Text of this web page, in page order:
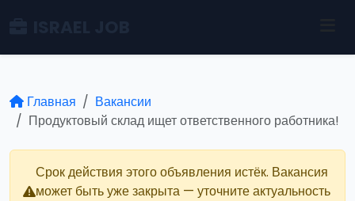
Главная
Вакансии
Продуктовый склад ищет ответственного работника!
Срок действия этого объявления истёк. Вакансия
может быть уже закрыта — уточните актуальность